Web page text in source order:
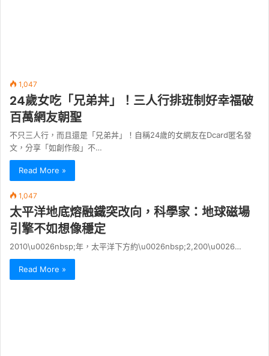
1,047
24歲女吃「兄弟丼」！三人行排班制好幸福破
百萬網友朝聖
不只三人行，而且還是「兄弟丼」！自稱24歲的女網友在Dcard匿名發
文，分享「如創作般」不…
Read More »
1,047
太平洋地底熔融鐵突改向，科學家：地球磁場
引擎不如想像穩定
2010\u0026nbsp;年，太平洋下方約\u0026nbsp;2,200\u0026…
Read More »